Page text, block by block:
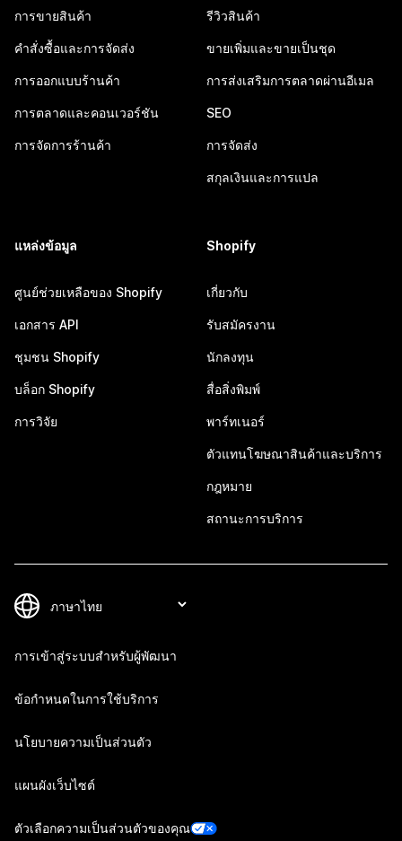
การขายสินค้า
คำสั่งซื้อและการจัดส่ง
การออกแบบร้านค้า
การตลาดและคอนเวอร์ชัน
การจัดการร้านค้า
รีวิวสินค้า
ขายเพิ่มและขายเป็นชุด
การส่งเสริมการตลาดผ่านอีเมล
SEO
การจัดส่ง
สกุลเงินและการแปล
แหล่งข้อมูล
ศูนย์ช่วยเหลือของ Shopify
เอกสาร API
ชุมชน Shopify
บล็อก Shopify
การวิจัย
Shopify
เกี่ยวกับ
รับสมัครงาน
นักลงทุน
สื่อสิ่งพิมพ์
พาร์ทเนอร์
ตัวแทนโฆษณาสินค้าและบริการ
กฎหมาย
สถานะการบริการ
การเข้าสู่ระบบสำหรับผู้พัฒนา
ข้อกำหนดในการใช้บริการ
นโยบายความเป็นส่วนตัว
แผนผังเว็บไซต์
ตัวเลือกความเป็นส่วนตัวของคุณ